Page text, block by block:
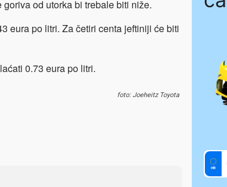
goriva od utorka bi trebale biti niže.
eura po litri. Za četiri centa jeftiniji će biti
0.73 eura po litri.
foto: Joeheitz Toyota